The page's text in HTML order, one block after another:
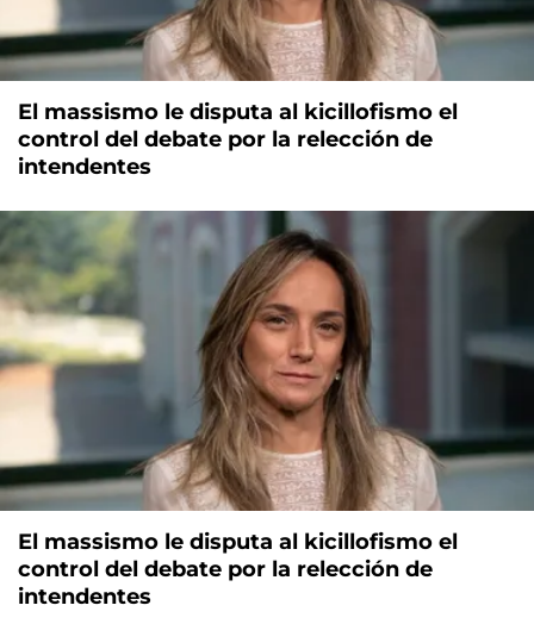
El massismo le disputa al kicillofismo el
control del debate por la relección de
intendentes
El massismo le disputa al kicillofismo el
control del debate por la relección de
intendentes